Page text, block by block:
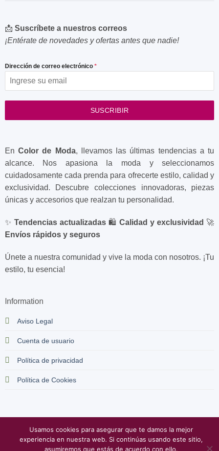
EnColor de Moda, llevamos las últimas tendencias a tu
alcance. Nos apasiona la moda y seleccionamos
cuidadosamente cada prenda para ofrecerte estilo, calidad y
exclusividad. Descubre colecciones innovadoras, piezas
únicas y accesorios que realzan tu personalidad.
✨ Tendencias actualizadas🛍️Calidad y exclusividad 🚀
Envíos rápidos y seguros
Únete a nuestra comunidad y vive la moda con nosotros. ¡Tu
estilo, tu esencia!
Information
Aviso Legal
Cuenta de usuario
Política de privacidad
Política de Cookies
📩 Suscríbete a nuestros correos
¡Entérate de novedades y ofertas antes que nadie!
Dirección de correo electrónico *
SUSCRIBIR
Todos los derechos reservadosColor de moda© Copyright 2026
Desarrollado por www.lasso.com.es
Usamos cookies para asegurar que te damos la mejor
experiencia en nuestra web. Si continúas usando este sitio,
asumiremos que estás de acuerdo con ello.